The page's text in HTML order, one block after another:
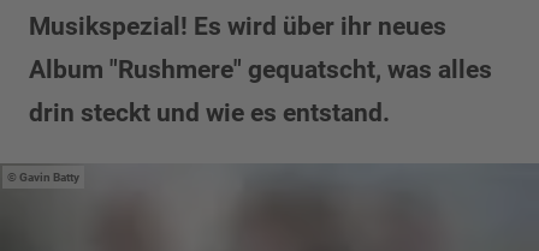
Musikspezial! Es wird über ihr neues
Album "Rushmere" gequatscht, was alles
drin steckt und wie es entstand.
Gavin Batty